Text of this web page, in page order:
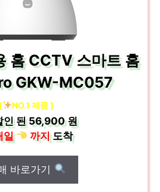
홈 CCTV 스마트 홈
GKW-MC057
[ NO.1 제품 ]
된56,900 원
일
까지도착
바로가기